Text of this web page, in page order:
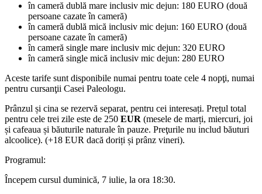
în cameră dublă mare inclusiv mic dejun: 180 EURO (două
persoane cazate în cameră)
în cameră dublă mică inclusiv mic dejun: 160 EURO (două
persoane cazate în cameră)
în cameră single mare inclusiv mic dejun: 320 EURO
în cameră single mică inclusiv mic dejun: 280 EURO
Aceste tarife sunt disponibile numai pentru toate cele 4 nopţi, numai
pentru cursanţii Casei Paleologu.
Prânzul și cina se rezervă separat, pentru cei interesați. Prețul total
pentru cele trei zile este de 250 EUR (mesele de marți, miercuri, joi
și cafeaua și băuturile naturale în pauze. Preţurile nu includ băuturi
alcoolice). (+18 EUR dacă doriți și prânz vineri).
Programul:
Începem cursul duminică, 7 iulie, la ora 18:30.